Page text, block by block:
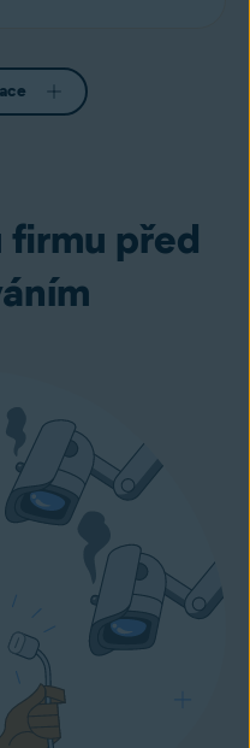
firmu před